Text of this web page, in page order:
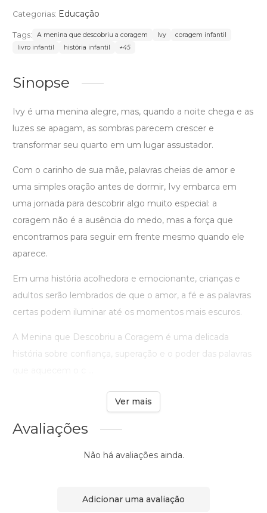
Categorias: Educação
Tags: A menina que descobriu a coragem Ivy
coragem infantil
livro infantil
história infantil +45
Sinopse
Ivy é uma menina alegre, mas, quando a noite chega e as
luzes se apagam, as sombras parecem crescer e
transformar seu quarto em um lugar assustador.
Com o carinho de sua mãe, palavras cheias de amor e
uma simples oração antes de dormir, Ivy embarca em
uma jornada para descobrir algo muito especial: a
coragem não é a ausência do medo, mas a força que
encontramos para seguir em frente mesmo quando ele
aparece.
Em uma história acolhedora e emocionante, crianças e
adultos serão lembrados de que o amor, a fé e as palavras
certas podem iluminar até os momentos mais escuros.
A Menina que Descobriu a Coragem é uma delicada
história sobre confiança, superação e o poder das palavras
Ver mais
Avaliações
Não há avaliações ainda.
Adicionar uma avaliação